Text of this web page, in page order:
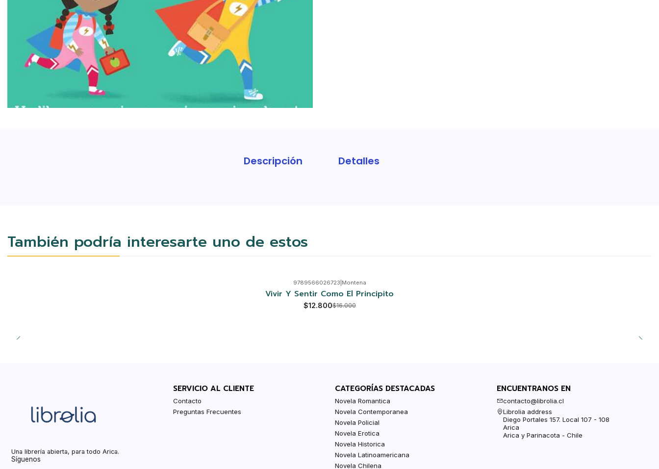
Descripción Detalles
También podría interesarte uno de estos
9789566026723 Montena
Vivir Y Sentir Como El Principito
$12.800$16.000
Una librería abierta, para todo Arica.
Síguenos
SERVICIO AL CLIENTE
Contacto
Preguntas Frecuentes
CATEGORÍAS DESTACADAS
Novela Romantica
Novela Contemporanea
Novela Policial
Novela Erotica
Novela Historica
Novela Latinoamericana
Novela Chilena
ENCUENTRANOS EN
contacto@librolia.cl
Librolia address
Diego Portales 157. Local 107 - 108
Arica
Arica y Parinacota - Chile